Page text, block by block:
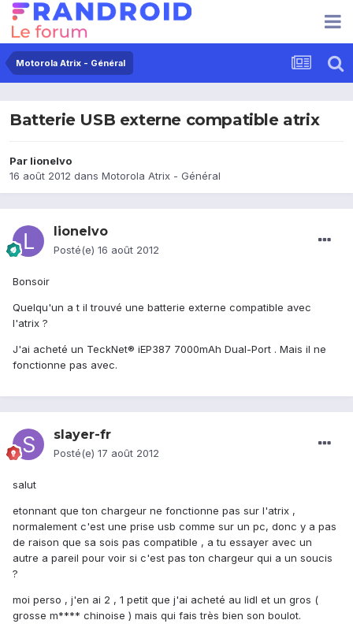
Motorola Atrix - Général
Batterie USB externe compatible atrix
Par lionelvo
16 août 2012 dans Motorola Atrix - Général
lionelvo
Posté(e) 16 août 2012
Bonsoir
Quelqu'un a t il trouvé une batterie externe compatible avec
l'atrix ?
J'ai acheté un TeckNet® iEP387 7000mAh Dual-Port . Mais il ne
fonctionne pas avec.
slayer-fr
Posté(e) 17 août 2012
salut
etonnant que ton chargeur ne fonctionne pas sur l'atrix ,
normalement c'est une prise usb comme sur un pc, donc y a pas
de raison que sa sois pas compatible , a tu essayer avec un
autre a pareil pour voir si c'est pas ton chargeur qui a un soucis
?
moi perso , j'en ai 2 , 1 petit que j'ai acheté au lidl et un gros (
grosse m**** chinoise ) mais qui fais très bien son boulot.